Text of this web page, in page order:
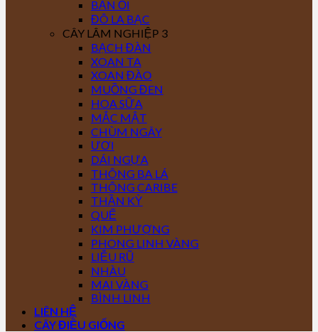
BẦN ỔI
ĐÔ LA BẠC
CÂY LÂM NGHIỆP 3
BẠCH ĐÀN
XOAN TA
XOAN ĐÀO
MUỒNG ĐEN
HOA SỮA
MẮC MẬT
CHÙM NGÂY
ƯƠI
DÁI NGỰA
THÔNG BA LÁ
THÔNG CARIBE
THẦN KỲ
QUẾ
KIM PHƯỢNG
PHONG LINH VÀNG
LIỄU RŨ
NHÀU
MAI VÀNG
BÌNH LINH
LIÊN HỆ
CÂY ĐIỀU GIỐNG